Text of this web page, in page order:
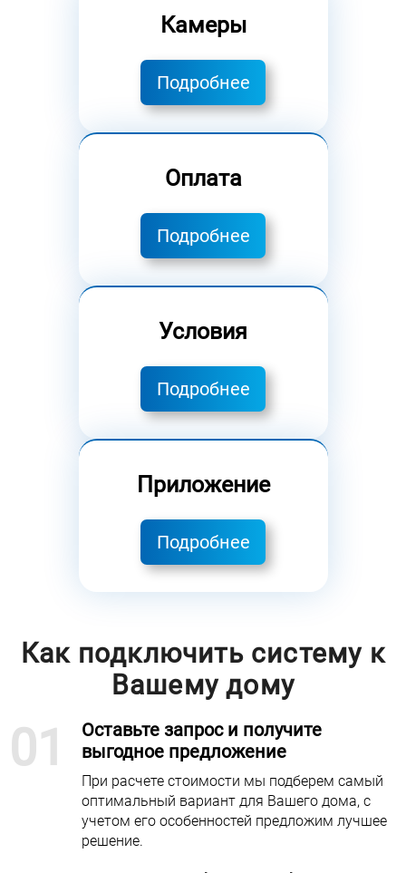
Камеры
Подробнее
Оплата
Подробнее
Условия
Подробнее
Приложение
Подробнее
Как подключить систему к
Вашему дому
01
Оставьте запрос и получите
выгодное предложение
При расчете стоимости мы подберем самый
оптимальный вариант для Вашего дома, с
учетом его особенностей предложим лучшее
решение.